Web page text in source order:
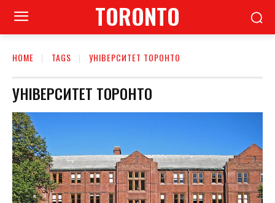
TORONTO
HOME TAGS УНІВЕРСИТЕТ ТОРОНТО
УНІВЕРСИТЕТ ТОРОНТО